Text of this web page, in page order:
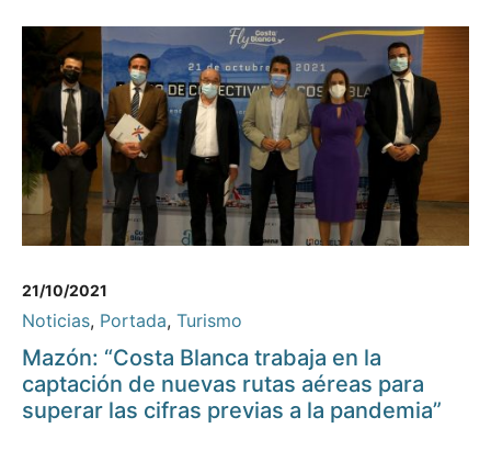
21/10/2021
Noticias, Portada, Turismo
Mazón: “Costa Blanca trabaja en la
captación de nuevas rutas aéreas para
superar las cifras previas a la pandemia”